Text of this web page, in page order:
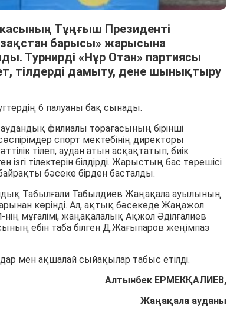
Тұңғыш Президенті
барысы» жарысына
Турнирді «Нұр Отан» партиясы
тілдерді дамыту, дене шынықтыру
6 палуаны бақ сынады.
филиалы төрағасының бірінші
спорт мектебінің директоры
тілеп, аудан атын асқақтатып, биік
тілектерін білдірді. Жарыстың бас төрешісі
бәсеке бірден басталды.
Табылғали Табылдиев Жаңақала ауылының
көрінді. Ал, ақтық бәсекеде Жаңажол
мұғалімі, жаңақалалық Ақжол Әділғалиев
ебін таба білген Д.Жағыпаров жеңімпаз
мен ақшалай сыйақылар табыс етілді.
Алтынбек ЕРМЕКҚАЛИЕВ,
Жаңақала ауданы